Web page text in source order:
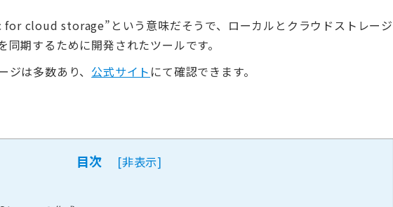
cloud storage”という意味だそうで、ローカルとクラウドストレージ
期するために開発されたツールです。
は多数あり、 公式サイト にて確認できます。
目次 [非表示]